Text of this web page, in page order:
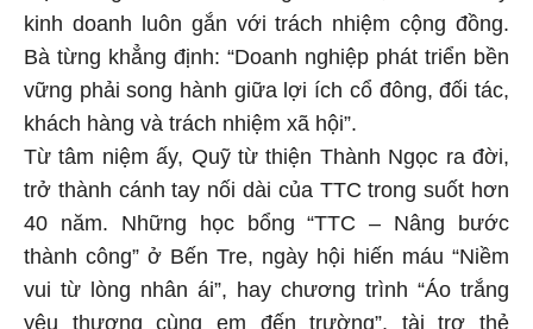
kinh doanh luôn gắn với trách nhiệm cộng đồng.
Bà từng khẳng định: “Doanh nghiệp phát triển bền
vững phải song hành giữa lợi ích cổ đông, đối tác,
khách hàng và trách nhiệm xã hội”.
Từ tâm niệm ấy, Quỹ từ thiện Thành Ngọc ra đời,
trở thành cánh tay nối dài của TTC trong suốt hơn
40 năm. Những học bổng “TTC – Nâng bước
thành công” ở Bến Tre, ngày hội hiến máu “Niềm
vui từ lòng nhân ái”, hay chương trình “Áo trắng
yêu thương cùng em đến trường”, tài trợ thẻ